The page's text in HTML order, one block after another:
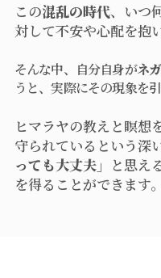
この混乱の時代、いつ
対して不安や心配を抱
そんな中、自分自身がネ
うと、実際にその現象を
ヒマラヤの教えと瞑想
守られているという深
っても大丈夫」 と思え
を得ることができます。